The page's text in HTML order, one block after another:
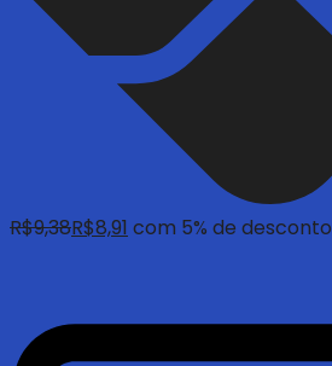
R$9,38R$8,91 com 5% de